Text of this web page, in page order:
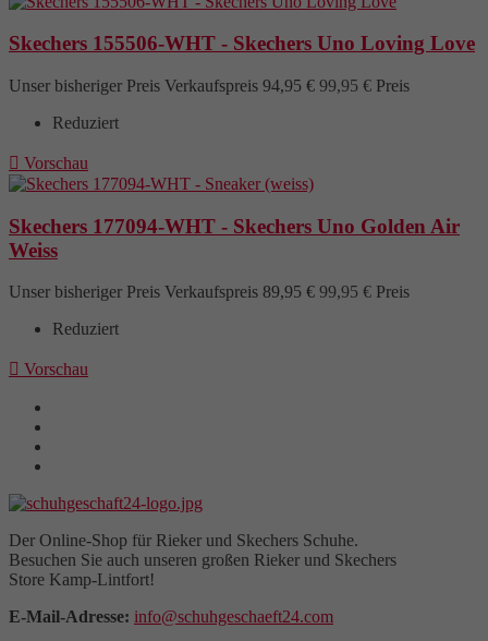
Skechers 155506-WHT - Skechers Uno Loving Love
Unser bisheriger Preis Verkaufspreis 94,95 € 99,95 € Preis
Reduziert
 Vorschau
Skechers 177094-WHT - Skechers Uno Golden Air
Weiss
Unser bisheriger Preis Verkaufspreis 89,95 € 99,95 € Preis
Reduziert
 Vorschau
Der Online-Shop für Rieker und Skechers Schuhe.
Besuchen Sie auch unseren großen Rieker und Skechers
Store Kamp-Lintfort!
E-Mail-Adresse: info@schuhgeschaeft24.com